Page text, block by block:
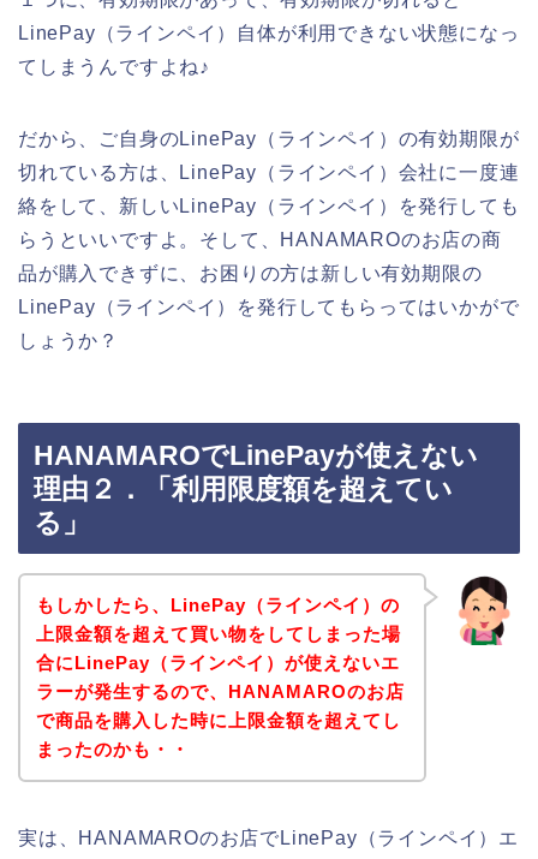
LinePay（ラインペイ）自体が利用できない状態になっ
てしまうんですよね♪
だから、ご自身のLinePay（ラインペイ）の有効期限が
切れている方は、LinePay（ラインペイ）会社に一度連
絡をして、新しいLinePay（ラインペイ）を発行しても
らうといいですよ。そして、HANAMAROのお店の商
品が購入できずに、お困りの方は新しい有効期限の
LinePay（ラインペイ）を発行してもらってはいかがで
しょうか？
HANAMAROでLinePayが使えない
理由２．「利用限度額を超えてい
る」
もしかしたら、LinePay（ラインペイ）の
上限金額を超えて買い物をしてしまった場
合にLinePay（ラインペイ）が使えないエ
ラーが発生するので、HANAMAROのお店
で商品を購入した時に上限金額を超えてし
まったのかも・・
実は、HANAMAROのお店でLinePay（ラインペイ）エ